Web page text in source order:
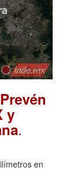
y
.
en